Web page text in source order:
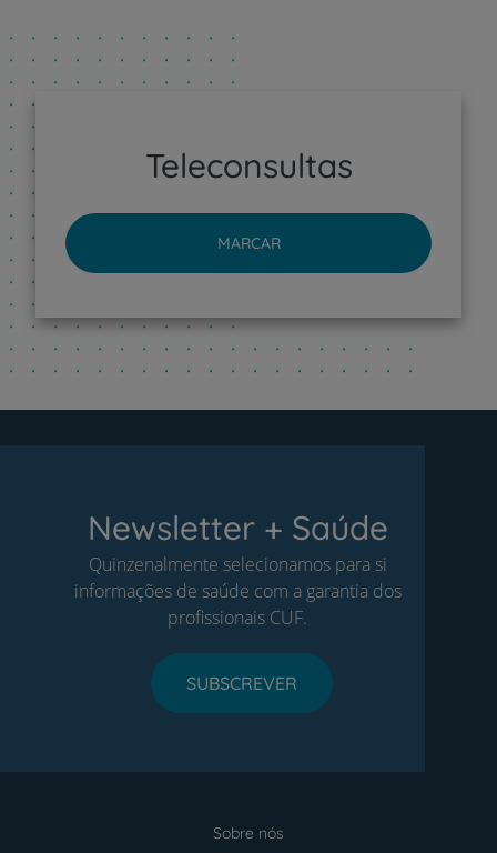
Teleconsultas
MARCAR
Newsletter + Saúde
Quinzenalmente selecionamos para si
informações de saúde com a garantia dos
profissionais CUF.
SUBSCREVER
Sobre nós